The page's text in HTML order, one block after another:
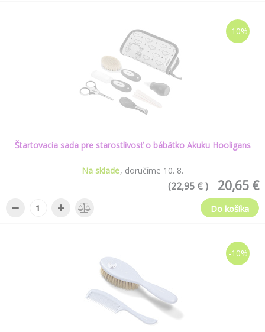
-10%
Štartovacia sada pre starostlivosť o bábätko Akuku Hooligans
Na sklade doručíme 10. 8.
20,65 €
(22,95 € )
− + Do košíka
-10%